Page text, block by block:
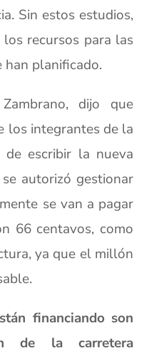
Sin estos estudios,
recursos para las
han planificado.
dijo que
los integrantes de la
de escribir la nueva
autorizó gestionar
se van a pagar
66 centavos, como
ya que el millón
financiando son
de la carretera